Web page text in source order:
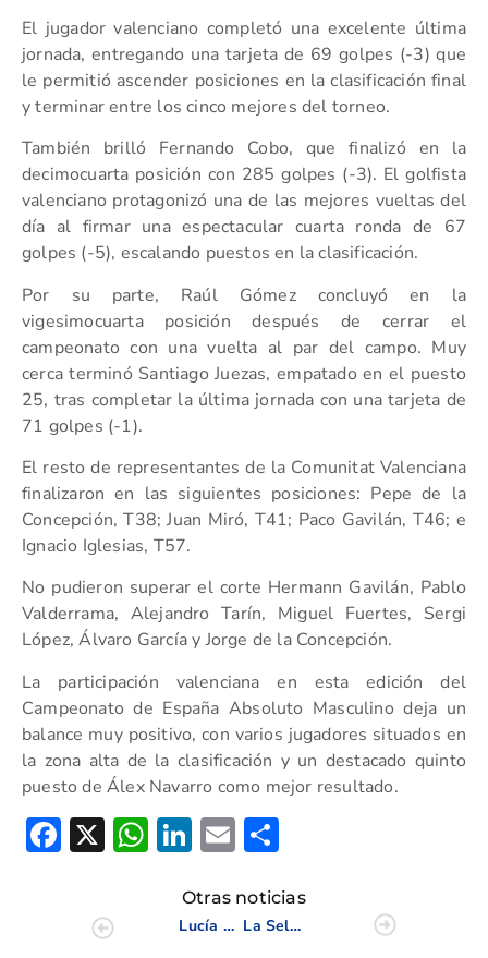
El jugador valenciano completó una excelente última
jornada, entregando una tarjeta de 69 golpes (-3) que
le permitió ascender posiciones en la clasificación final
y terminar entre los cinco mejores del torneo.
También brilló Fernando Cobo, que finalizó en la
decimocuarta posición con 285 golpes (-3). El golfista
valenciano protagonizó una de las mejores vueltas del
día al firmar una espectacular cuarta ronda de 67
golpes (-5), escalando puestos en la clasificación.
Por su parte, Raúl Gómez concluyó en la
vigesimocuarta posición después de cerrar el
campeonato con una vuelta al par del campo. Muy
cerca terminó Santiago Juezas, empatado en el puesto
25, tras completar la última jornada con una tarjeta de
71 golpes (-1).
El resto de representantes de la Comunitat Valenciana
finalizaron en las siguientes posiciones: Pepe de la
Concepción, T38; Juan Miró, T41; Paco Gavilán, T46; e
Ignacio Iglesias, T57.
No pudieron superar el corte Hermann Gavilán, Pablo
Valderrama, Alejandro Tarín, Miguel Fuertes, Sergi
López, Álvaro García y Jorge de la Concepción.
La participación valenciana en esta edición del
Campeonato de España Absoluto Masculino deja un
balance muy positivo, con varios jugadores situados en
la zona alta de la clasificación y un destacado quinto
puesto de Álex Navarro como mejor resultado.
Facebook
X WhatsApp
LinkedIn
Email
Otras noticias
Lucía Valderrama se proclama subcampeona de España absoluta
La Selección Valenciana afronta la defensa del título en el Campeonato de España Absoluto Femenino de FFAA